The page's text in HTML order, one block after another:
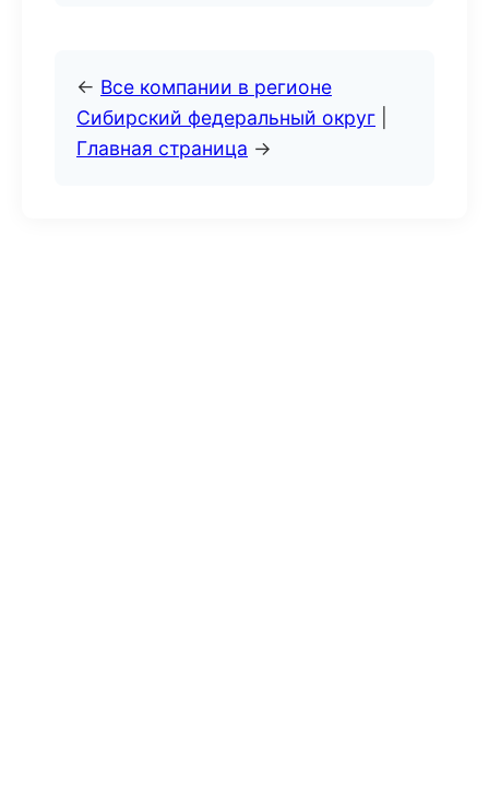
← Все компании в регионе
Сибирский федеральный округ
Главная страница →